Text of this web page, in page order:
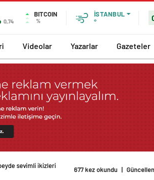
0,74
BITCOIN
%
İSTANBUL
°
Videolar Yazarlar Gazeteler
sevimli ikizleri
677 kez okundu |